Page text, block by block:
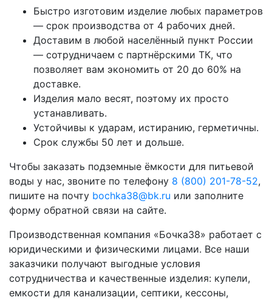
Быстро изготовим изделие любых параметров
— срок производства от 4 рабочих дней.
Доставим в любой населённый пункт России
— сотрудничаем с партнёрскими ТК, что
позволяет вам экономить от 20 до 60% на
доставке.
Изделия мало весят, поэтому их просто
устанавливать.
Устойчивы к ударам, истиранию, герметичны.
Срок службы 50 лет и дольше.
Чтобы заказать подземные ёмкости для питьевой
воды у нас, звоните по телефону 8 (800) 201-78-52,
пишите на почту bochka38@bk.ru или заполните
форму обратной связи на сайте.
Производственная компания «Бочка38» работает с
юридическими и физическими лицами. Все наши
заказчики получают выгодные условия
сотрудничества и качественные изделия: купели,
емкости для канализации, септики, кессоны,